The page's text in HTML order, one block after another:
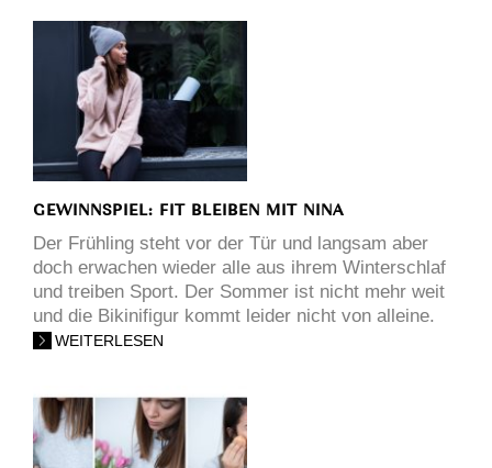
GEWINNSPIEL: FIT BLEIBEN MIT NINA
Der Frühling steht vor der Tür und langsam aber
doch erwachen wieder alle aus ihrem Winterschlaf
und treiben Sport. Der Sommer ist nicht mehr weit
und die Bikinifigur kommt leider nicht von alleine.
WEITERLESEN